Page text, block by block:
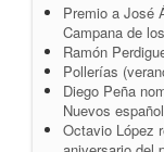
Premio a José
Campana de
Ramón
Pollerías
Diego Peña
Nuevos
Octavio López